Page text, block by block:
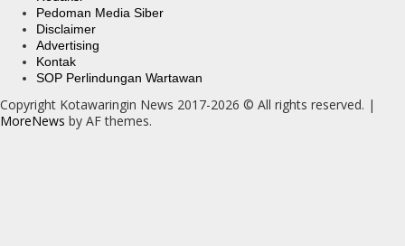
Pedoman Media Siber
Disclaimer
Advertising
Kontak
SOP Perlindungan Wartawan
Copyright Kotawaringin News 2017-2026 © All rights reserved. |
MoreNews by AF themes.